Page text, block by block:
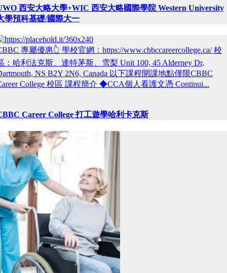
西安大略大學+WIC 西安大略國際學院 Western University
學預科基礎/國際大一
專屬優惠👆 學校官網：https://www.cbbccareercollege.ca/ 校
：哈利法克斯、達特茅斯、雪梨 Unit 100, 45 Alderney Dr,
NS B2Y 2N6, Canada 以下課程開課地點僅限CBBC
College 校區 課程簡介 ◆CCA個人看護文憑 Continui...
Career College 打工遊學哈利卡克斯